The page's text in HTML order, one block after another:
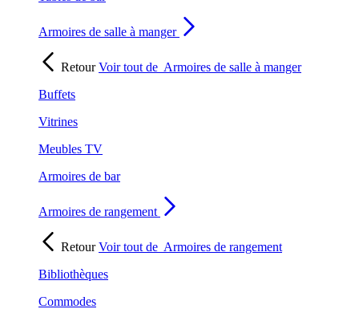
Armoires de salle à manger
RetourVoir tout de Armoires de salle à manger
Buffets
Vitrines
Meubles TV
Armoires de bar
Armoires de rangement
RetourVoir tout de Armoires de rangement
Bibliothèques
Commodes